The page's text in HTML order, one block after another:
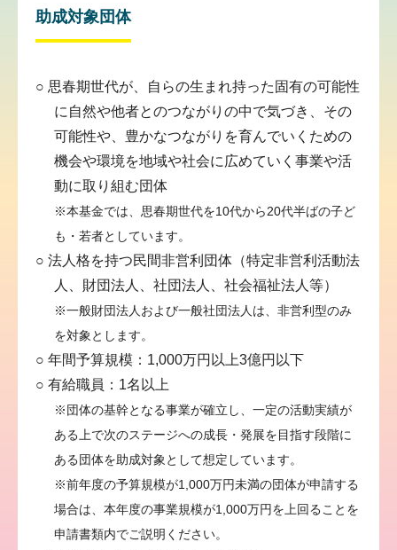
助成対象団体
○ 思春期世代が、自らの生まれ持った固有の可能性
に自然や他者とのつながりの中で気づき、その
可能性や、豊かなつながりを育んでいくための
機会や環境を地域や社会に広めていく事業や活
動に取り組む団体
※本基金では、思春期世代を10代から20代半ばの子ど
も・若者としています。
○ 法人格を持つ民間非営利団体（特定非営利活動法
人、財団法人、社団法人、社会福祉法人等）
※一般財団法人および一般社団法人は、非営利型のみ
を対象とします。
○ 年間予算規模：1,000万円以上3億円以下
○ 有給職員：1名以上
※団体の基幹となる事業が確立し、一定の活動実績が
ある上で次のステージへの成長・発展を目指す段階に
ある団体を助成対象として想定しています。
※前年度の予算規模が1,000万円未満の団体が申請する
場合は、本年度の事業規模が1,000万円を上回ることを
申請書類内でご説明ください。